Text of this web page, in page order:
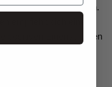
nicht überschreiten.
empfiehlt sich eine
positiven Eigenschaften